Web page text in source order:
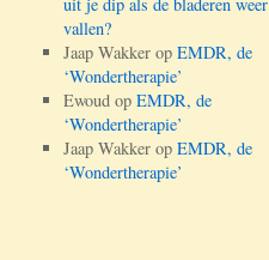
vallen?
Jaap Wakkerop EMDR, de
‘Wondertherapie’
Ewoudop EMDR, de
‘Wondertherapie’
Jaap Wakkerop EMDR, de
‘Wondertherapie’